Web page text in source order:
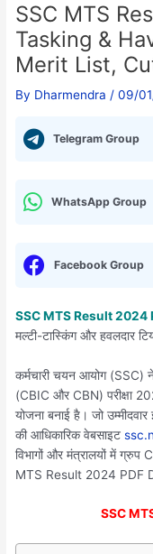
SSC MTS
Tasking &
Merit List,
By Dharmendra /09/
Telegram Group
WhatsApp Group
Facebook Group
SSC MTS Result 2024
मल्टी-टास्किंग और हवलदार
कर्मचारी चयन आयोग (SSC)
(CBIC और CBN) परीक्षा
योजना बनाई है। जो
की आधिकारिक वेबसाइट
विभागों और मंत्रालयों में ग्रुप
MTS Result 2024 PDF
SSC